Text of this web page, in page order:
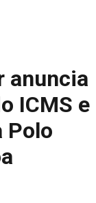
anuncia
ICMS e
Polo